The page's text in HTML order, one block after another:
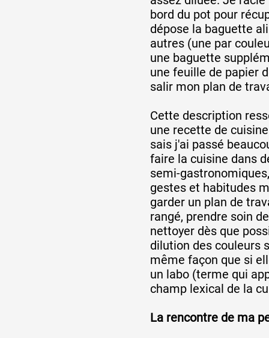
bord du pot pour
dépose la baguette
autres (une par
une baguette
une feuille de papier
salir mon plan de
Cette description
une recette de
sais j'ai passé
faire la cuisine dans
semi-
gestes et habitudes
garder un plan de
rangé, prendre soin
nettoyer dès que
dilution des couleurs
même façon que si
un labo (terme qui
champ lexical de la
La rencontre de ma